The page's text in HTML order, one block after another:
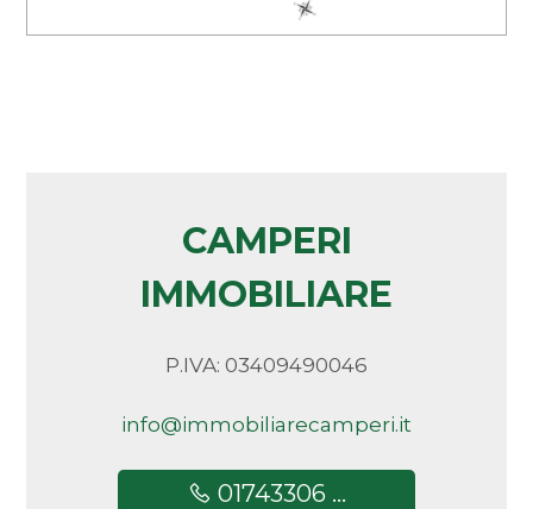
CAMPERI
IMMOBILIARE
P.IVA: 03409490046
info@immobiliarecamperi.it
01743306 ...